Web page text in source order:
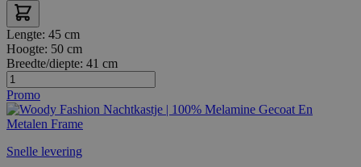
Lengte: 45 cm
Hoogte: 50 cm
Breedte/diepte: 41 cm
Promo
Snelle levering